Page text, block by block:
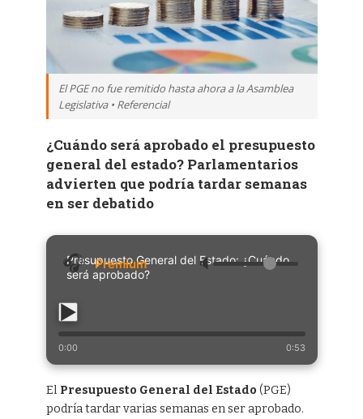
El PGE no fue remitido hasta ahora a la Asamblea
Legislativa • Referencial
¿Cuándo será aprobado el presupuesto
general del estado? Parlamentarios
advierten que podría tardar semanas
en ser debatido
Presupuesto General del Estado: ¿Cuándo
será aprobado?
🔈
0:00 0:53
El Presupuesto General del Estado (PGE)
podría tardar varias semanas en ser aprobado.